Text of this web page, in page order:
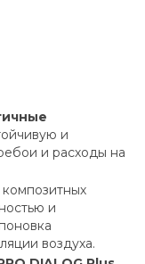
и
и расходы на
композитных
и
воздуха.